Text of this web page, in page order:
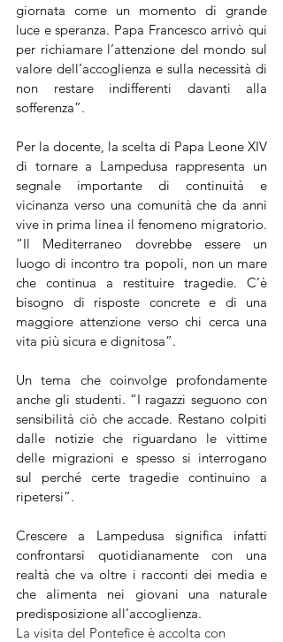
giornata come un momento di grande
luce e speranza. Papa Francesco arrivò qui
per richiamare l’attenzione del mondo sul
valore dell’accoglienza e sulla necessità di
non restare indifferenti davanti alla
sofferenza”.
Per la docente, la scelta di Papa Leone XIV
di tornare a Lampedusa rappresenta un
segnale importante di continuità e
vicinanza verso una comunità che da anni
vive in prima linea il fenomeno migratorio.
“Il Mediterraneo dovrebbe essere un
luogo di incontro tra popoli, non un mare
che continua a restituire tragedie. C’è
bisogno di risposte concrete e di una
maggiore attenzione verso chi cerca una
vita più sicura e dignitosa”.
Un tema che coinvolge profondamente
anche gli studenti. “I ragazzi seguono con
sensibilità ciò che accade. Restano colpiti
dalle notizie che riguardano le vittime
delle migrazioni e spesso si interrogano
sul perché certe tragedie continuino a
ripetersi”.
Crescere a Lampedusa significa infatti
confrontarsi quotidianamente con una
realtà che va oltre i racconti dei media e
che alimenta nei giovani una naturale
predisposizione all’accoglienza.
La visita del Pontefice è accolta con